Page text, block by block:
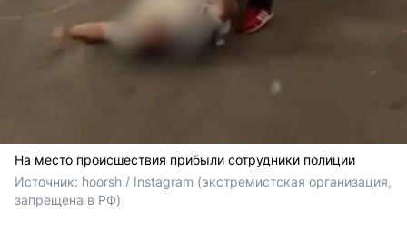
На место происшествия прибыли сотрудники полиции
Источник: hoorsh / Instagram (экстремистская организация,
запрещена в РФ)